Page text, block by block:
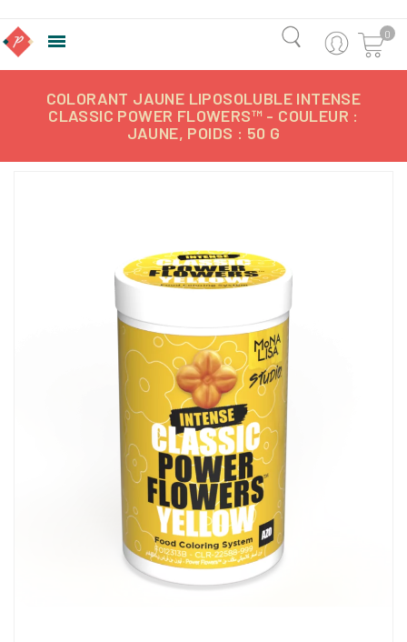
 0
COLORANT JAUNE LIPOSOLUBLE INTENSE
CLASSIC POWER FLOWERS™ - COULEUR :
JAUNE, POIDS : 50 G